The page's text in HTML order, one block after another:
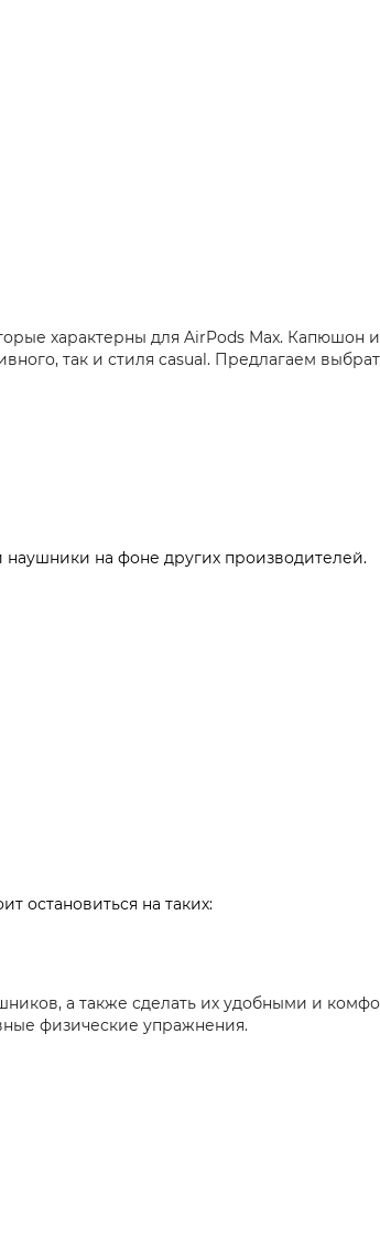
характерны для AirPods Max. Капюшон
так и стиля casual. Предлагаем
наушники на фоне других производителей.
остановиться на таких:
а также сделать их удобными и
физические упражнения.